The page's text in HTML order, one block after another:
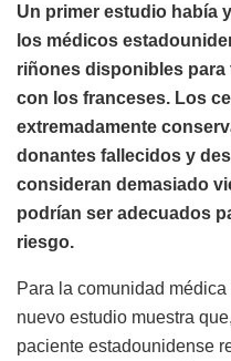
Un primer estudio había
los médicos
riñones disponibles
con los franceses. Los
extremadamente
donantes fallecidos y
consideran demasiado
podrían ser adecuados
riesgo.
Para la comunidad
nuevo estudio muestra
paciente estadounidense